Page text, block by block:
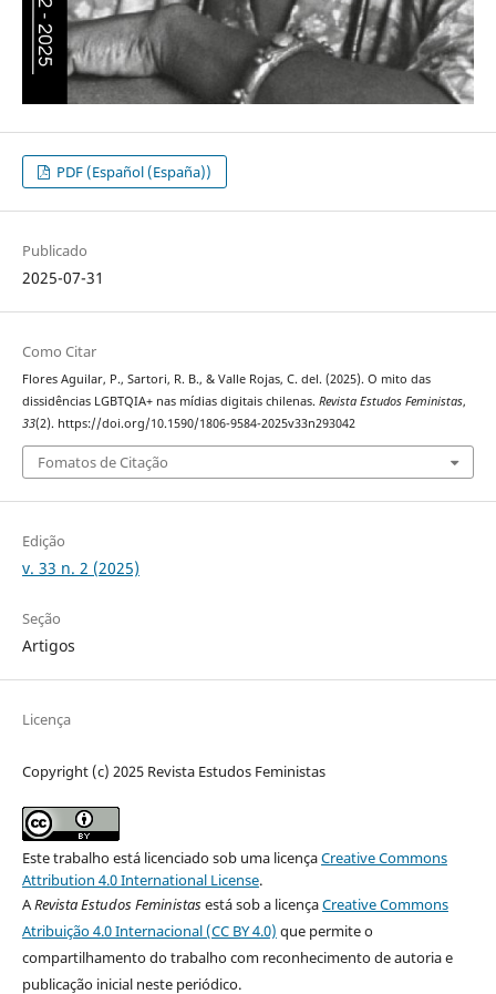
PDF (Español (España))
Publicado
2025-07-31
Como Citar
Flores Aguilar, P., Sartori, R. B., & Valle Rojas, C. del. (2025). O mito das
dissidências LGBTQIA+ nas mídias digitais chilenas. Revista Estudos Feministas,
33(2). https://doi.org/10.1590/1806-9584-2025v33n293042
Fomatos de Citação
Edição
v. 33 n. 2 (2025)
Seção
Artigos
Licença
Copyright (c) 2025 Revista Estudos Feministas
Este trabalho está licenciado sob uma licençaCreative Commons
Attribution 4.0 International License.
ARevista Estudos Feministasestá sob a licençaCreative Commons
Atribuição 4.0 Internacional (CC BY 4.0) que permite o
compartilhamento do trabalho com reconhecimento de autoria e
publicação inicial neste periódico.